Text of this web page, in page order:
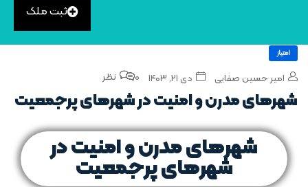
ثبت ملک
امتیاز
امیر حسین صفایی دی ۲۱, ۱۴۰۳ 0 نظر
شهرهای مدرن و امنیت در شهرهای پرجمعیت
شهرهای مدرن و امنیت در
شهرهای پرجمعیت